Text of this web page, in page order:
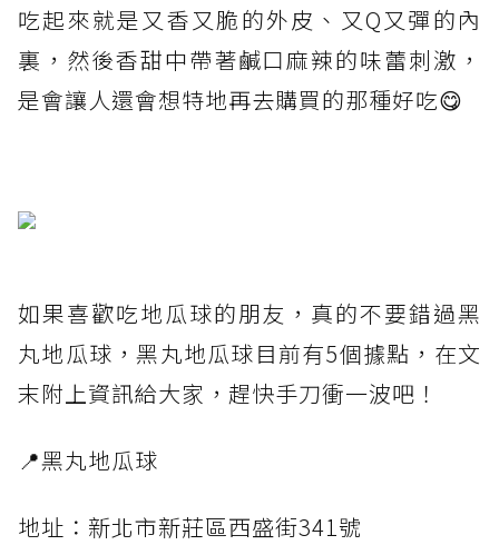
吃起來就是又香又脆的外皮、又Q又彈的內
裏，然後香甜中帶著鹹口麻辣的味蕾刺激，
是會讓人還會想特地再去購買的那種好吃😋
如果喜歡吃地瓜球的朋友，真的不要錯過黑
丸地瓜球，黑丸地瓜球目前有5個據點，在文
末附上資訊給大家，趕快手刀衝一波吧！
📍黑丸地瓜球
地址：新北市新莊區西盛街341號